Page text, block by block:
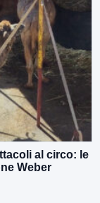
al circo: le
Weber